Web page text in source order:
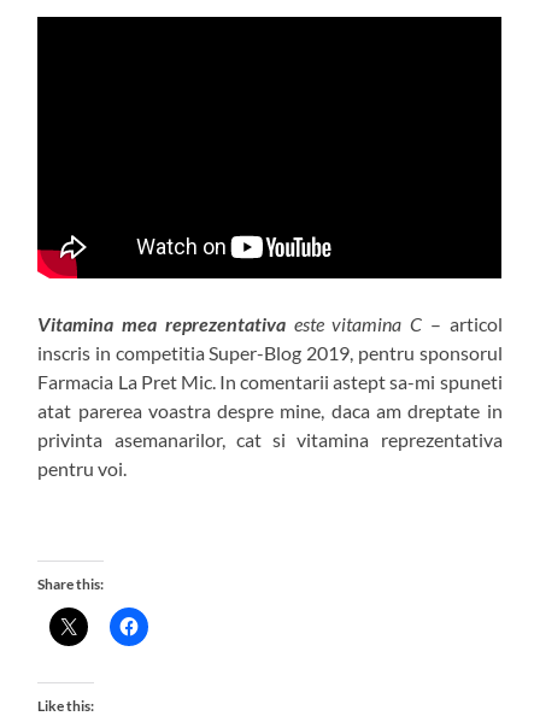
Vitamina mea reprezentativaeste vitamina C – articol
inscris in competitia Super-Blog 2019, pentru sponsorul
Farmacia La Pret Mic. In comentarii astept sa-mi spuneti
atat parerea voastra despre mine, daca am dreptate in
privinta asemanarilor, cat si vitamina reprezentativa
pentru voi.
Share this:
Like this: